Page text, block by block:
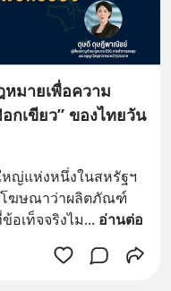
มายเพื่อความ
กเขียว” ของไทยวัน
หญ่แห่งหนึ่งในสหรัฐฯ
โฆษณาว่าผลิตภัณฑ์
อเท็จจริงไม... อ่านต่อ